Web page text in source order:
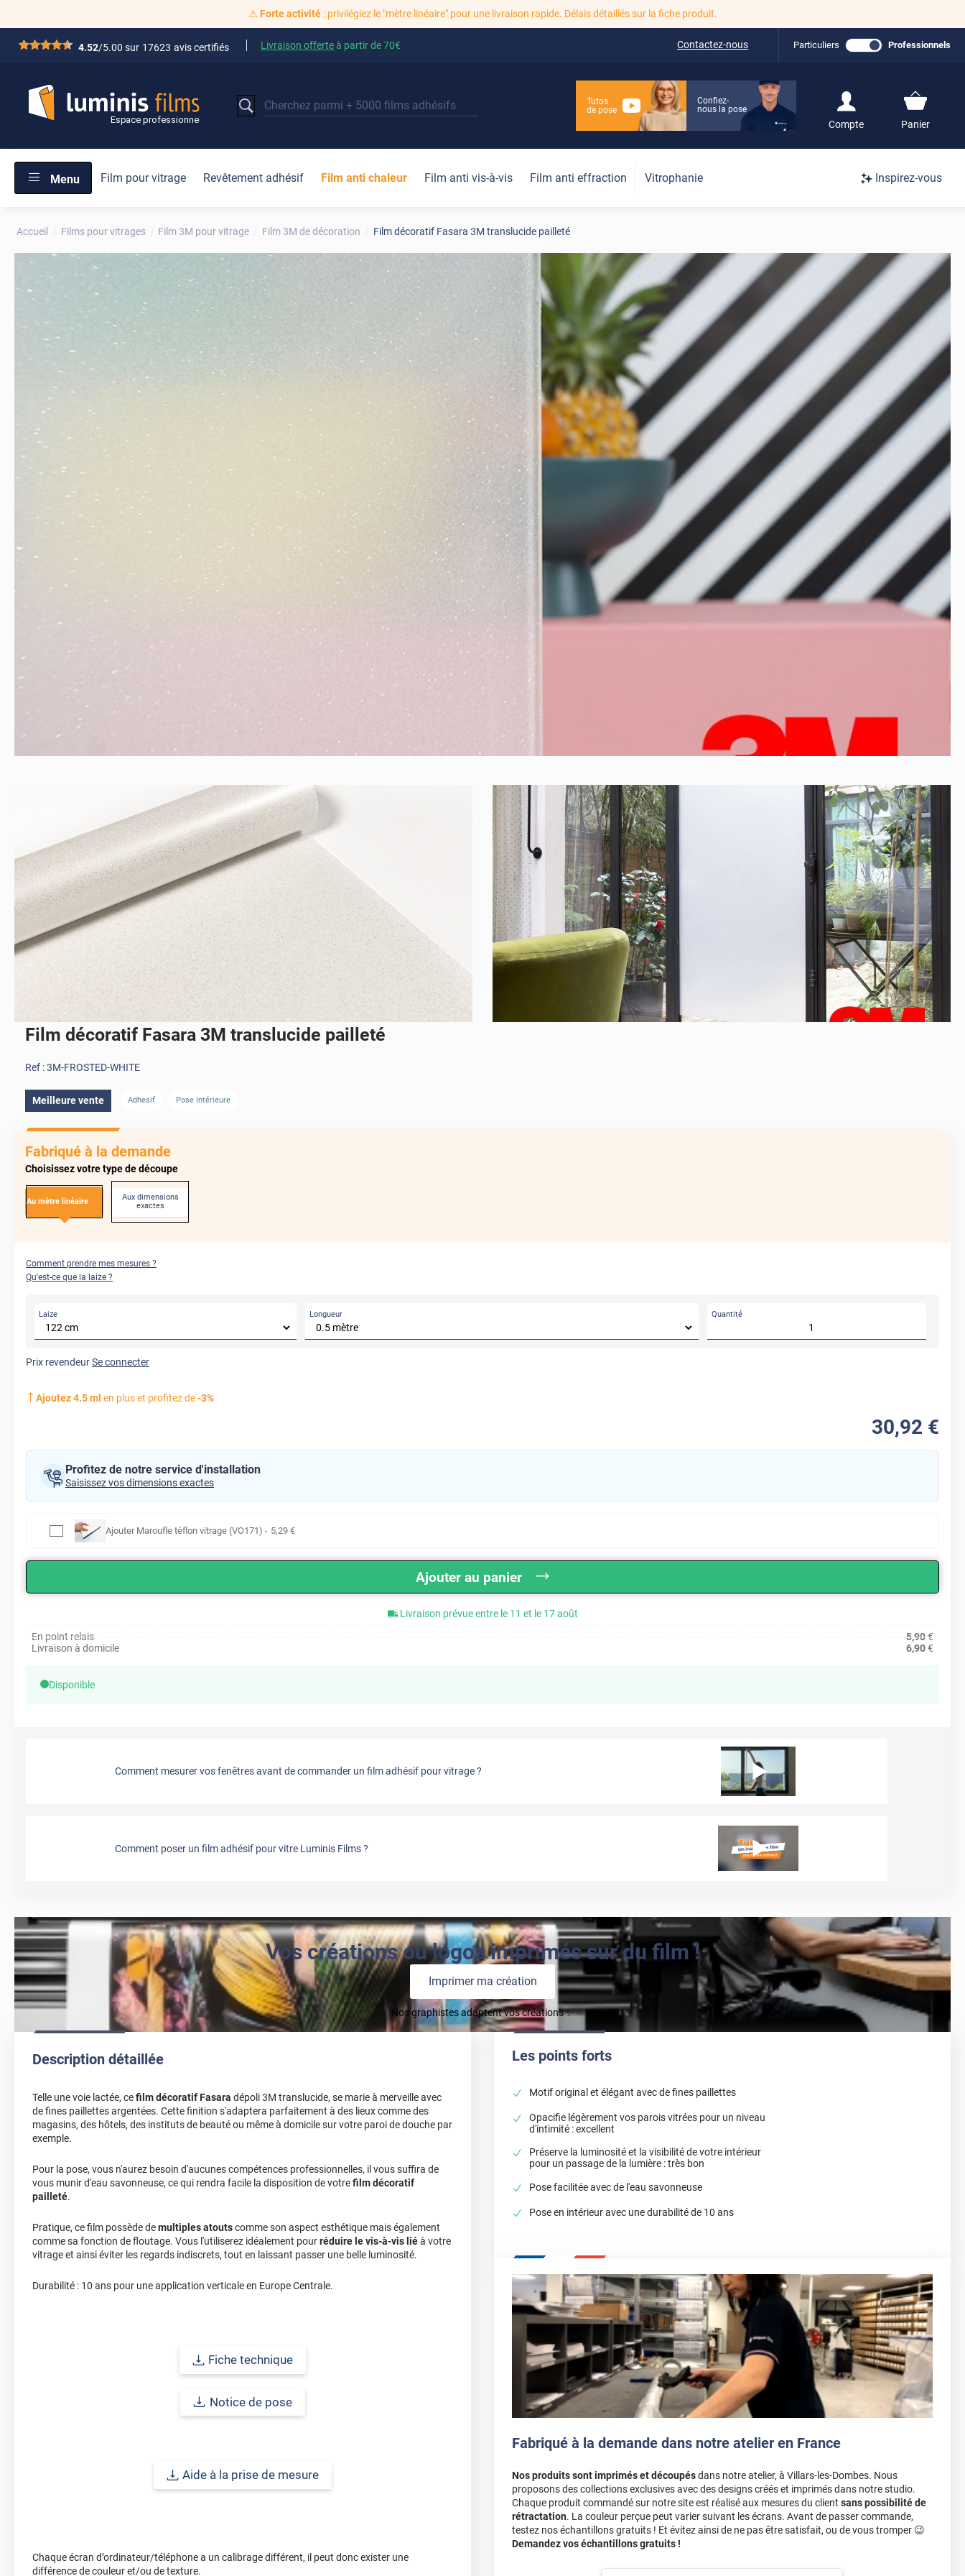
⚠️ Forte activité: privilégiez le "mètre linéaire" pour une livraison rapide. Délais détaillés sur la fiche produit.
*****4.52/5.00 sur 17623 avis certifiés Livraison offerteà partir de70€ Contactez-nous Particuliers Professionnels
Tutos
de pose
Confiez-
nous la pose
Compte
S'inscrire / Se
Panier
Menu Film pour vitrage Revêtement adhésif Film anti chaleur Film anti vis-à-vis Film anti effraction Vitrophanie Inspirez-vous
Accueil Films pour vitrages Film 3M pour vitrage Film 3M de décoration Film décoratif Fasara 3M translucide pailleté
Film décoratif Fasara 3M translucide pailleté
Ref :3M-FROSTED-WHITE
Meilleure vente Adhesif Pose Intérieure
Fabriqué à la demande
Choisissez votre type de découpe
Au mètre linéaire
Aux dimensions
exactes
Comment prendre mes mesures ?
Qu'est-ce que la laize ?
Laize Longueur Quantité
Prix revendeurSe connecter
Ajoutez4.5ml en plus et profitez de-3%
30,92 €
Profitez de notre service d'installation
Saisissez vos dimensions exactes
Ajouter Maroufle téflon vitrage (VO171) - 5,29 €
Ajouter au panier
Livraison prévue entre le 11 et le 17 août
En point relais
5,90€
Livraison à domicile
6,90€
Disponible
Comment mesurer vos fenêtres avant de commander un film adhésif pour vitrage ?
Comment poser un film adhésif pour vitre Luminis Films ?
Vos créations ou logos imprimés sur du film !
Imprimer ma création
Nos graphistes adaptent vos créations ✨
Description détaillée
Telle une voie lactée, cefilm décoratif Fasara dépoli 3M translucide, se marie à merveille avec
de fines paillettes argentées. Cette finition s'adaptera parfaitement à des lieux comme des
magasins, des hôtels, des instituts de beauté ou même à domicile sur votre paroi de douche par
exemple.
Pour la pose, vous n'aurez besoin d'aucunes compétences professionnelles, il vous suffira de
vous munir d'eau savonneuse, ce qui rendra facile la disposition de votrefilm décoratif
pailleté.
Pratique, ce film possède demultiples atoutscomme son aspect esthétique mais également
comme sa fonction de floutage. Vous l'utiliserez idéalement pourréduire le vis-à-vis liéà votre
vitrage et ainsi éviter les regards indiscrets, tout en laissant passer une belle luminosité.
Durabilité : 10 ans pour une application verticale en Europe Centrale.
Fiche technique
Notice de pose
Aide à la prise de mesure
Chaque écran d’ordinateur/téléphone a un calibrage différent, il peut donc exister une
différence de couleur et/ou de texture.
Les points forts
Motif original et élégant avec de fines paillettes
Opacifie légèrement vos parois vitrées pour un niveau
d'intimité : excellent
Préserve la luminosité et la visibilité de votre intérieur
pour un passage de la lumière : très bon
Pose facilitée avec de l'eau savonneuse
Pose en intérieur avec une durabilité de 10 ans
Fabriqué à la demande dans notre atelier en France
Nos produits sont imprimés et découpésdans notre atelier, à Villars-les-Dombes. Nous
proposons des collections exclusives avec des designs créés et imprimés dans notre studio.
Chaque produit commandé sur notre site est réalisé aux mesures du client sans possibilité de
rétractation. La couleur perçue peut varier suivant les écrans. Avant de passer commande,
testez nos échantillons gratuits ! Et évitez ainsi de ne pas être satisfait, ou de vous tromper 😉
Demandez vos échantillons gratuits !